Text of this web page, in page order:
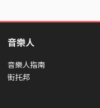
音樂人
音樂人指南
街托邦